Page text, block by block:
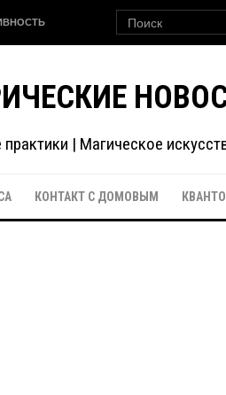
| Магическое
КОНТАКТ С ДОМОВЫМ